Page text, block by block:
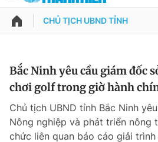
QUẢNG CÁO
Chuyên mục khác
Thông tin tài khoản
Đổi mật khẩu
Tin đã lưu
CHỦ TỊCH UBND TỈNH
Bắc Ninh yêu cầu giám đốc
chơi golf trong giờ hành
Chủ tịch UBND tỉnh Bắc Ninh
Nông nghiệp và phát triển nông
chức liên quan báo cáo giải